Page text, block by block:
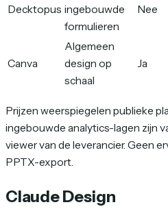
Decktopus ingebouwde
formulieren
Nee
Canva
Algemeen
design op
schaal
Ja
Prijzen weerspiegelen publieke
ingebouwde analytics-lagen zijn
viewer van de leverancier. Geen
PPTX-export.
Claude Design